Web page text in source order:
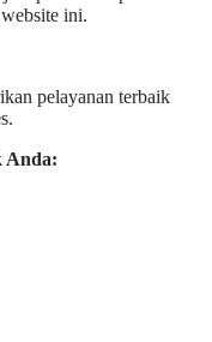
ini.
pelayanan terbaik
Anda: